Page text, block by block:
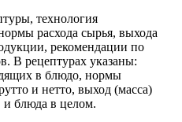
технология
расхода сырья, выхода
рекомендации по
В рецептурах указаны:
в блюдо, нормы
и нетто, выход (масса)
и блюда в целом.